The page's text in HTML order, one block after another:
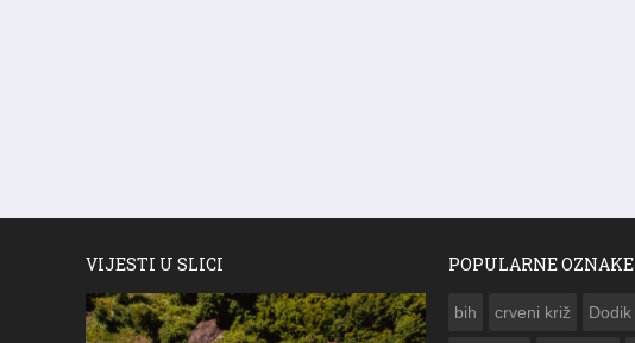
VIJESTI U SLICI POPULARNE OZNAKE
bih crveni križ Dodik